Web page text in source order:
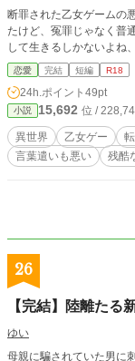
断罪された乙女ゲームの
たけど、冤罪じゃなく普
して生きるしかないよね
恋愛 完結 短編 R18
24h.ポイント 49pt
小説 15,692 位 /
異世界 乙女ゲー
言葉遣いも悪い
残酷
26
【完結】陸離たる
ゆい
母親に騙されていた男に刺さ